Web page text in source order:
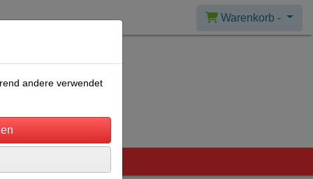
Warenkorb -
andere verwendet